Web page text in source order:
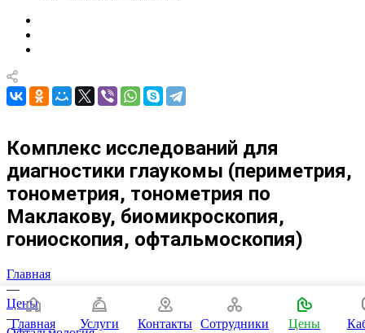
Комплекс исследований для
диагностики глаукомы (периметрия,
тонометрия, тонометрия по
Маклакову, биомикроскопия,
гониоскопия, офтальмоскопия)
Главная
—
Цены
—
Главная Услуги Контакты Сотрудники Цены